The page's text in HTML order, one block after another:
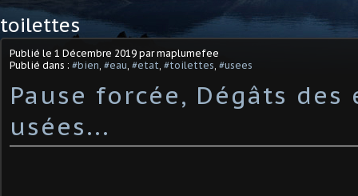
toilettes
Publié le 1 Décembre 2019 par maplumefee
Publié dans : #bien #eau #etat #toilettes #usees
Pause forcée, Dégâts des
usées...